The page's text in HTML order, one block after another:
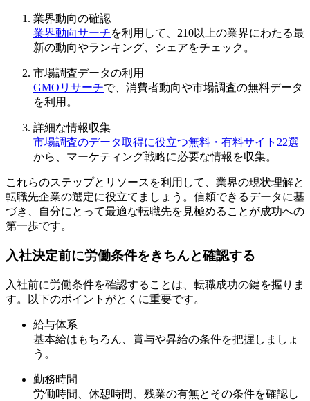
業界動向の確認
業界動向サーチを利用して、210以上の業界にわたる最
新の動向やランキング、シェアをチェック。
市場調査データの利用
GMOリサーチで、消費者動向や市場調査の無料データ
を利用。
詳細な情報収集
市場調査のデータ取得に役立つ無料・有料サイト22選
から、マーケティング戦略に必要な情報を収集。
これらのステップとリソースを利用して、業界の現状理解と
転職先企業の選定に役立てましょう。信頼できるデータに基
づき、自分にとって最適な転職先を見極めることが成功への
第一歩です。
入社決定前に労働条件をきちんと確認する
入社前に労働条件を確認することは、転職成功の鍵を握りま
す。以下のポイントがとくに重要です。
給与体系
基本給はもちろん、賞与や昇給の条件を把握しましょ
う。
勤務時間
労働時間、休憩時間、残業の有無とその条件を確認し